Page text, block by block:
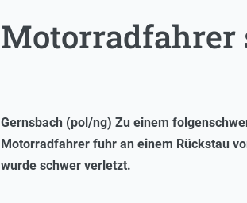
Motorradfahrer
Gernsbach (pol/ng) Zu einem
Motorradfahrer fuhr an einem Rückstau
wurde schwer verletzt.